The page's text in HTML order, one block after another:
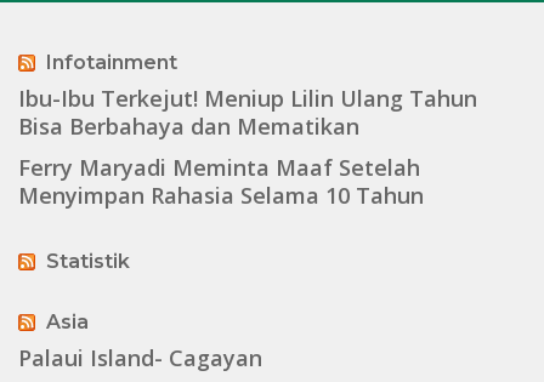
Infotainment
Ibu-Ibu Terkejut! Meniup Lilin Ulang Tahun
Bisa Berbahaya dan Mematikan
Ferry Maryadi Meminta Maaf Setelah
Menyimpan Rahasia Selama 10 Tahun
Statistik
Asia
Palaui Island- Cagayan